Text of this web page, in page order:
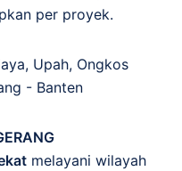
per proyek.
, Upah, Ongkos
- Banten
melayani wilayah